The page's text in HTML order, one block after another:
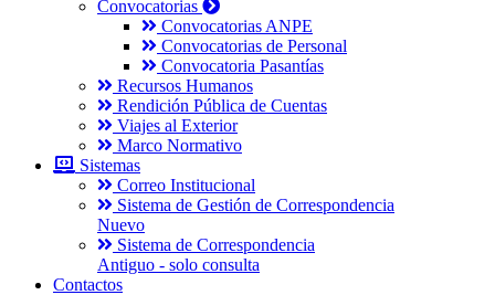
Convocatorias
Convocatorias ANPE
Convocatorias de Personal
Convocatoria Pasantías
Recursos Humanos
Rendición Pública de Cuentas
Viajes al Exterior
Marco Normativo
Sistemas
Correo Institucional
Sistema de Gestión de Correspondencia
Nuevo
Sistema de Correspondencia
Antiguo - solo consulta
Contactos